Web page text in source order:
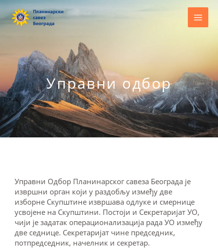
Пређи
на
садржај
Управни одбор
Управни Одбор Планинарског савеза Београда је
извршни орган који у раздобљу између две
изборне Скупштине извршава одлуке и смернице
усвојене на Скупштини. Постоји и Секретаријат УО,
чији је задатак операционализација рада УО између
две седнице. Секретаријат чине председник,
потпредседник, начелник и секретар.